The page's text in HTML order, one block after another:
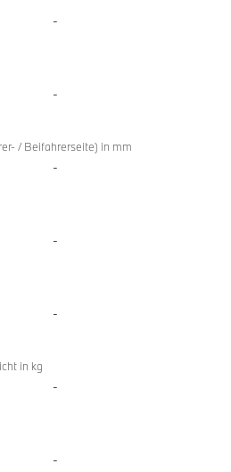
-
-
/ Beifahrerseite) in mm
-
-
-
in kg
-
-